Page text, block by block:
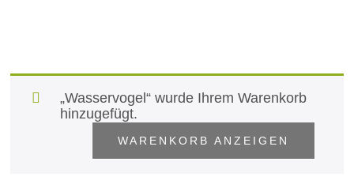
„Wasservogel“ wurde Ihrem Warenkorb
hinzugefügt.
WARENKORB ANZEIGEN